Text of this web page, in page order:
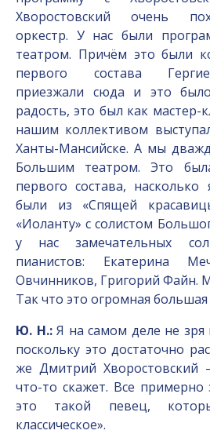
Хворостовский очень
оркестр. У нас были
театром. Причём это были
первого состава
приезжали сюда и это
радость, это был как мастер-
нашим коллективом
Ханты-Мансийске. А мы
Большим театром. Это
первого состава,
были из «Спящей
«Иоланту» с солистом
у нас замечательных
пианистов: Екатерина
Овчинников, Григорий Файн.
Так что это огромная большая
Ю. Н.:Я на самом деле не зря
поскольку это достаточно
же Дмитрий
что-то скажет. Все
это такой певец,
классическое».